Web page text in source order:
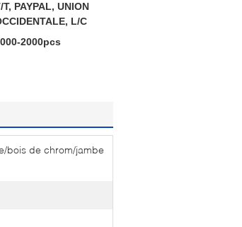
T, PAYPAL, UNION
L/C
2000pcs
bois de chrom/jambe